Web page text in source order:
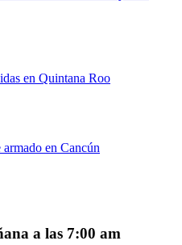
en Quintana Roo
armado en Cancún
a las 7:00 am